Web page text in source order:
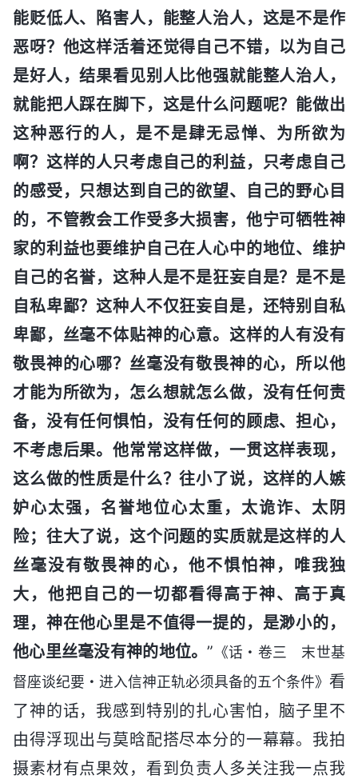
能贬低人、陷害人，能整人治人，这是不是作
恶呀？他这样活着还觉得自己不错，以为自己
是好人，结果看见别人比他强就能整人治人，
就能把人踩在脚下，这是什么问题呢？能做出
这种恶行的人，是不是肆无忌惮、为所欲为
啊？这样的人只考虑自己的利益，只考虑自己
的感受，只想达到自己的欲望、自己的野心目
的，不管教会工作受多大损害，他宁可牺牲神
家的利益也要维护自己在人心中的地位、维护
自己的名誉，这种人是不是狂妄自是？是不是
自私卑鄙？这种人不仅狂妄自是，还特别自私
卑鄙，丝毫不体贴神的心意。这样的人有没有
敬畏神的心哪？丝毫没有敬畏神的心，所以他
才能为所欲为，怎么想就怎么做，没有任何责
备，没有任何惧怕，没有任何的顾虑、担心，
不考虑后果。他常常这样做，一贯这样表现，
这么做的性质是什么？往小了说，这样的人嫉
妒心太强，名誉地位心太重，太诡诈、太阴
险；往大了说，这个问题的实质就是这样的人
丝毫没有敬畏神的心，他不惧怕神，唯我独
大，他把自己的一切都看得高于神、高于真
理，神在他心里是不值得一提的，是渺小的，
他心里丝毫没有神的地位。” 《话・卷三 末世基
督座谈纪要・进入信神正轨必须具备的五个条件》 看
了神的话，我感到特别的扎心害怕，脑子里不
由得浮现出与莫晗配搭尽本分的一幕幕。我拍
摄素材有点果效，看到负责人多关注我一点我